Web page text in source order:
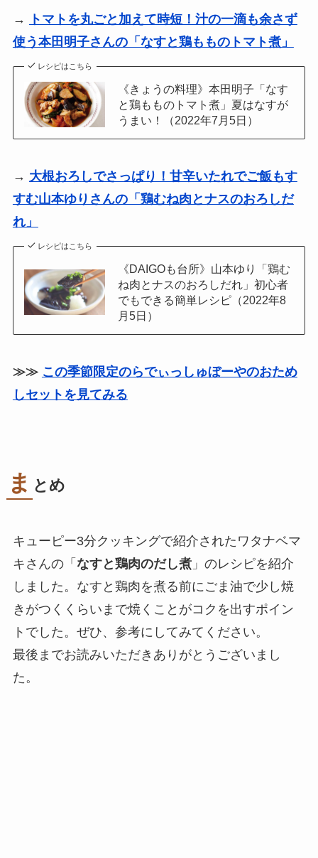
→
トマトを丸ごと加えて時短！汁の一滴も余さず
使う本田明子さんの「なすと鶏もものトマト煮」
レシピはこちら
《きょうの料理》本田明子「なす
と鶏もものトマト煮」夏はなすが
うまい！（2022年7月5日）
→ 大根おろしでさっぱり！甘辛いたれでご飯もす
すむ山本ゆりさんの「鶏むね肉とナスのおろしだ
れ」
レシピはこちら
《DAIGOも台所》山本ゆり「鶏む
ね肉とナスのおろしだれ」初心者
でもできる簡単レシピ（2022年8
月5日）
≫≫ この季節限定のらでぃっしゅぼーやのおため
しセットを見てみる
ま とめ
キューピー3分クッキングで紹介されたワタナベマ
キさんの「 なすと鶏肉のだし煮」のレシピを紹介
しました。なすと鶏肉を煮る前にごま油で少し焼
きがつくくらいまで焼くことがコクを出すポイン
トでした。ぜひ、参考にしてみてください。
最後までお読みいただきありがとうございまし
た。